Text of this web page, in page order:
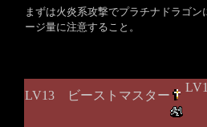
まずは火炎系攻撃でプラチナドラゴ
ージ量に注意すること。
LV13 ビーストマスター